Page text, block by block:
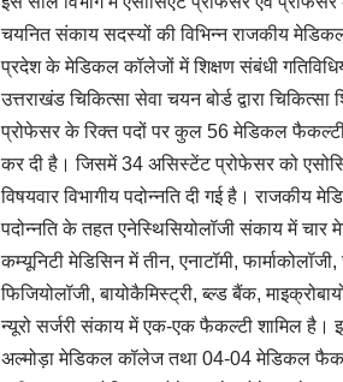
चयनित संकाय सदस्यों की विभिन्न राजकीय
प्रदेश के मेडिकल कॉलेजों में शिक्षण संबंधी
उत्तराखंड चिकित्सा सेवा चयन बोर्ड द्वारा
प्रोफेसर के रिक्त पदों पर कुल 56 मेडिकल फैकल्टी
कर दी है। जिसमें 34 असिस्टेंट प्रोफेसर को
विषयवार विभागीय पदोन्नति दी गई है।
पदोन्नति के तहत एनेस्थिसियोलॉजी संकाय में चार
कम्यूनिटी मेडिसिन में तीन, एनाटॉमी,
फिजियोलॉजी, बायोकैमिस्ट्री, ब्ल्ड बैंक,
न्यूरो सर्जरी संकाय में एक-एक फैकल्टी शामिल
अल्मोड़ा मेडिकल कॉलेज तथा 04-04 मेडिकल